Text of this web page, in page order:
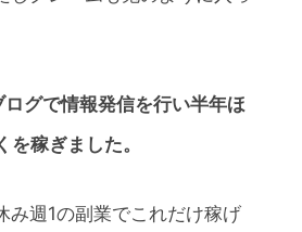
グで情報発信を行い半年ほ
稼ぎました。
み週1の副業でこれだけ稼げ